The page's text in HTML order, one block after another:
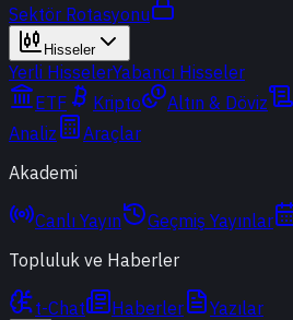
Sektör Rotasyonu
Hisseler
Yerli HisselerYabancı Hisseler
ETF
Kripto Altın & Döviz
Analiz
Araçlar
Akademi
Canlı Yayın Geçmiş Yayınlar
Topluluk ve Haberler
t-Chat Haberler Yazılar